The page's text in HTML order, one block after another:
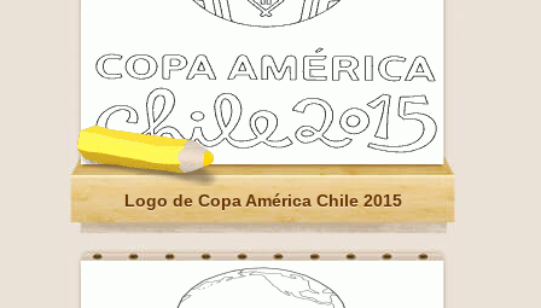
Logo de Copa América Chile 2015